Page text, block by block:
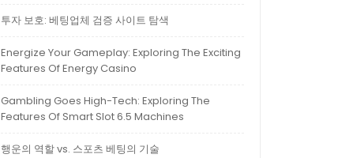
투자 보호: 베팅업체 검증 사이트 탐색
Energize Your Gameplay: Exploring The Exciting
Features Of Energy Casino
Gambling Goes High-Tech: Exploring The
Features Of Smart Slot 6.5 Machines
행운의 역할 vs. 스포츠 베팅의 기술